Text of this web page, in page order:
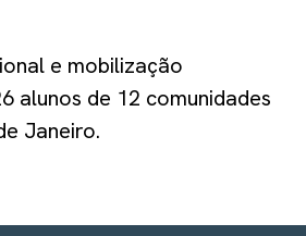
e mobilização
alunos de 12 comunidades
Janeiro.